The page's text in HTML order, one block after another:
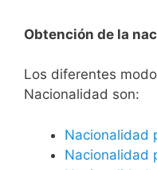
Obtención de la
​​​Los diferentes
Nacionalidad son:
Nacionalidad
Nacionalidad